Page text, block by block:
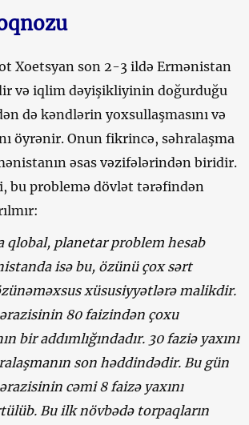
Xoetsyan son 2-3 ildə Ermənistan
və iqlim dəyişikliyinin doğurduğu
də kəndlərin yoxsullaşmasını və
öyrənir. Onun fikrincə, səhralaşma
əsas vəzifələrindən biridir.
bu problemə dövlət tərəfindən
qlobal, planetar problem hesab
isə bu, özünü çox sərt
xüsusiyyətlərə malikdir.
80 faizindən çoxu
bir addımlığındadır. 30 faziə yaxını
son həddindədir. Bu gün
cəmi 8 faizə yaxını
Bu ilk növbədə torpaqların